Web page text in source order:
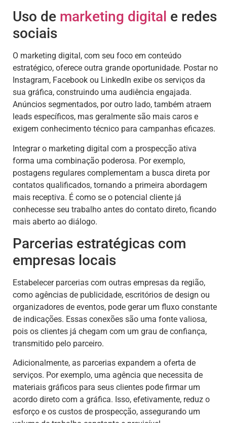
Uso de marketing digital e redes
sociais
O marketing digital, com seu foco em conteúdo
estratégico, oferece outra grande oportunidade. Postar no
Instagram, Facebook ou LinkedIn exibe os serviços da
sua gráfica, construindo uma audiência engajada.
Anúncios segmentados, por outro lado, também atraem
leads específicos, mas geralmente são mais caros e
exigem conhecimento técnico para campanhas eficazes.
Integrar o marketing digital com a prospecção ativa
forma uma combinação poderosa. Por exemplo,
postagens regulares complementam a busca direta por
contatos qualificados, tornando a primeira abordagem
mais receptiva. É como se o potencial cliente já
conhecesse seu trabalho antes do contato direto, ficando
mais aberto ao diálogo.
Parcerias estratégicas com
empresas locais
Estabelecer parcerias com outras empresas da região,
como agências de publicidade, escritórios de design ou
organizadores de eventos, pode gerar um fluxo constante
de indicações. Essas conexões são uma fonte valiosa,
pois os clientes já chegam com um grau de confiança,
transmitido pelo parceiro.
Adicionalmente, as parcerias expandem a oferta de
serviços. Por exemplo, uma agência que necessita de
materiais gráficos para seus clientes pode firmar um
acordo direto com a gráfica. Isso, efetivamente, reduz o
esforço e os custos de prospecção, assegurando um